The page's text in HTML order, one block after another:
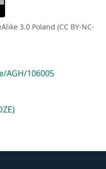
3.0 Poland (CC BY-NC-
AGH/106005